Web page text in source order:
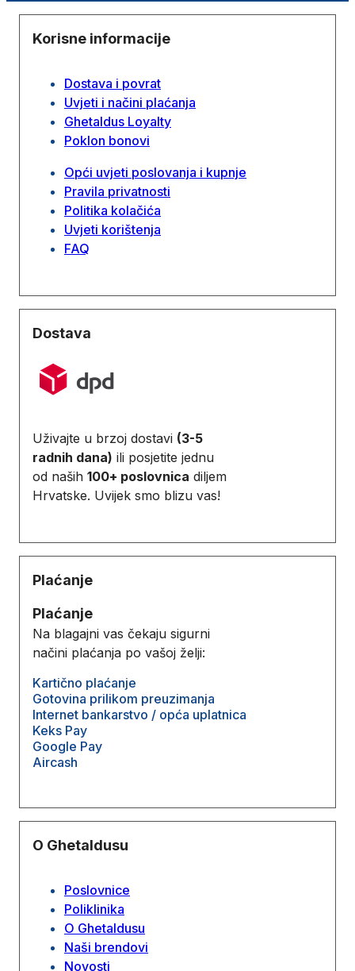
Korisne informacije
Dostava i povrat
Uvjeti i načini plaćanja
Ghetaldus Loyalty
Poklon bonovi
Opći uvjeti poslovanja i kupnje
Pravila privatnosti
Politika kolačića
Uvjeti korištenja
FAQ
Dostava
Uživajte u brzoj dostavi (3-5
radnih dana) ili posjetite jednu
od naših 100+ poslovnica diljem
Hrvatske. Uvijek smo blizu vas!
Plaćanje
Plaćanje
Na blagajni vas čekaju sigurni
načini plaćanja po vašoj želji:
Kartično plaćanje
Gotovina prilikom preuzimanja
Internet bankarstvo / opća uplatnica
Keks Pay
Google Pay
Aircash
O Ghetaldusu
Poslovnice
Poliklinika
O Ghetaldusu
Naši brendovi
Novosti